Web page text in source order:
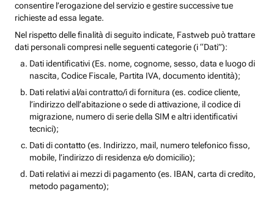
consentire l’erogazione del servizio e gestire successive tue
richieste ad essa legate.
Nel rispetto delle finalità di seguito indicate, Fastweb può trattare
dati personali compresi nelle seguenti categorie (i “Dati”):
Dati identificativi (Es. nome, cognome, sesso, data e luogo di
nascita, Codice Fiscale, Partita IVA, documento identità);
Dati relativi al/ai contratto/i di fornitura (es. codice cliente,
l’indirizzo dell’abitazione o sede di attivazione, il codice di
migrazione, numero di serie della SIM e altri identificativi
tecnici);
Dati di contatto (es. Indirizzo, mail, numero telefonico fisso,
mobile, l’indirizzo di residenza e/o domicilio);
Dati relativi ai mezzi di pagamento (es. IBAN, carta di credito,
metodo pagamento);